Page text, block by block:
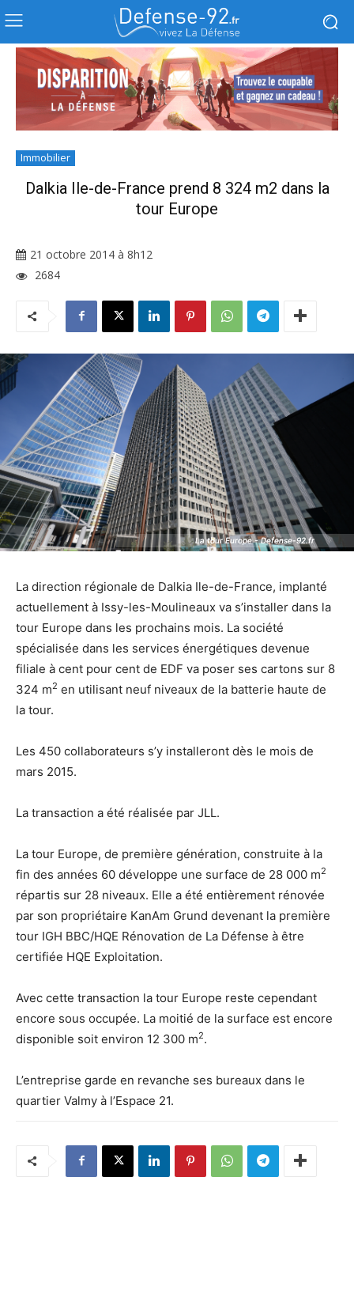
Immobilier
Dalkia Ile-de-France prend 8 324 m2 dans la
tour Europe
21 octobre 2014 à 8h12
2684
La tour Europe - Defense-92.fr
La tour Europe - Defense-92.fr
La direction régionale de Dalkia Ile-de-France, implanté
actuellement à Issy-les-Moulineaux va s’installer dans la
tour Europe dans les prochains mois. La société
spécialisée dans les services énergétiques devenue
filiale à cent pour cent de EDF va poser ses cartons sur 8
324 m2 en utilisant neuf niveaux de la batterie haute de
la tour.
Les 450 collaborateurs s’y installeront dès le mois de
mars 2015.
La transaction a été réalisée par JLL.
La tour Europe, de première génération, construite à la
fin des années 60 développe une surface de 28 000 m2
répartis sur 28 niveaux. Elle a été entièrement rénovée
par son propriétaire KanAm Grund devenant la première
tour IGH BBC/HQE Rénovation de La Défense à être
certifiée HQE Exploitation.
Avec cette transaction la tour Europe reste cependant
encore sous occupée. La moitié de la surface est encore
disponible soit environ 12 300 m2.
L’entreprise garde en revanche ses bureaux dans le
quartier Valmy à l’Espace 21.